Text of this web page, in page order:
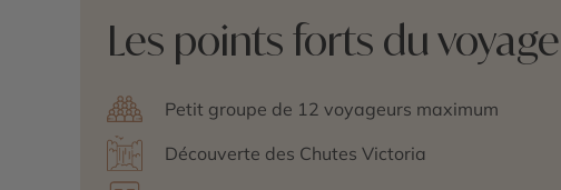
Les points forts du voyage
Petit groupe de 12 voyageurs maximum
Découverte des Chutes Victoria